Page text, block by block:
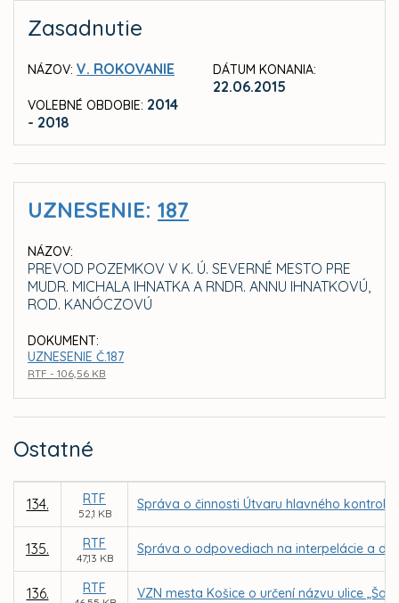
Zasadnutie
NÁZOV: V. ROKOVANIE
VOLEBNÉ OBDOBIE: 2014
- 2018
DÁTUM KONANIA:
22.06.2015
UZNESENIE: 187
NÁZOV:
PREVOD POZEMKOV V K. Ú. SEVERNÉ MESTO PRE
MUDR. MICHALA IHNATKA A RNDR. ANNU IHNATKOVÚ,
ROD. KANÓCZOVÚ
DOKUMENT:
UZNESENIE Č.187
RTF - 106,56 KB
Ostatné
134. RTF
52,1 KB
Správa o činnosti Útvaru hlavného
135. RTF
47,13 KB
Správa o odpovediach na interpelácie a
136. RTF VZN mesta Košice o určení názvu ulice